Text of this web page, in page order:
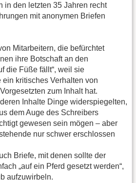
in den letzten 35 Jahren recht
mit anonymen Briefen
Mitarbeitern, die befürchtet
ihre Botschaft an den
die Füße fällt“, weil sie
ein kritisches Verhalten von
zum Inhalt hat.
Inhalte Dinge widerspiegelten,
dem Auge des Schreibers
gewesen sein mögen – aber
nur schwer erschlossen
Briefe, mit denen sollte der
„auf ein Pferd gesetzt werden“,
aufzuwirbeln.